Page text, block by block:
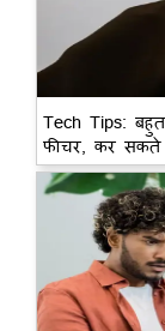
Tech Tips:
फीचर, कर सकते